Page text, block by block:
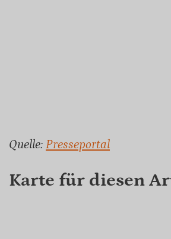
Quelle: Presseportal
Karte für diesen